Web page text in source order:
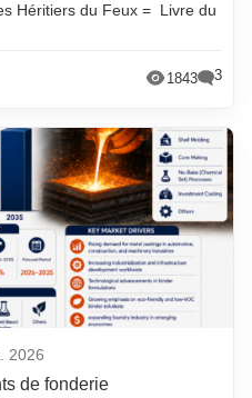
Héritiers du Feux = Livre du
1843 3
2026
de fonderie